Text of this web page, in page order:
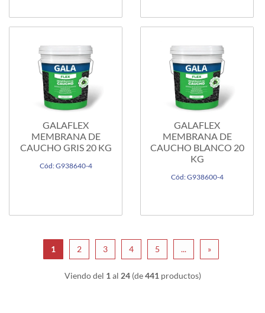
GALAFLEX
MEMBRANA DE
CAUCHO GRIS 20 KG
Cód: G938640-4
GALAFLEX
MEMBRANA DE
CAUCHO BLANCO 20
KG
Cód: G938600-4
1 2 3 4 5 ... »
Viendo del 1 al 24(de441 productos)